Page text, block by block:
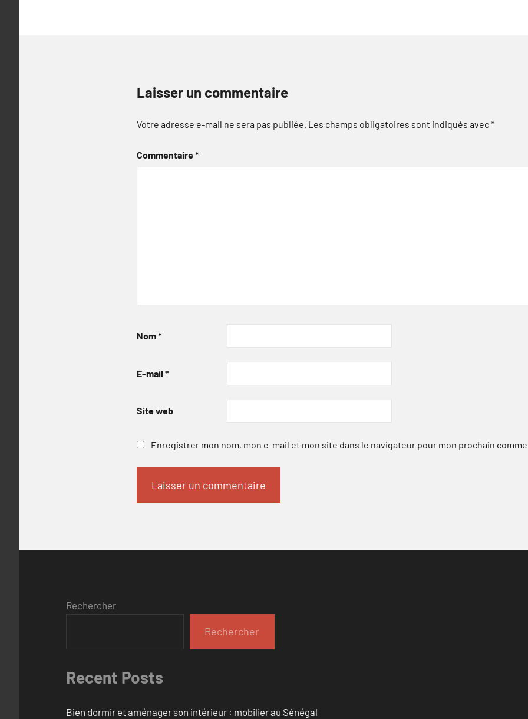
Laisser un commentaire
Votre adresse e-mail ne sera pas publiée. Les champs obligatoires sont indiqués avec*
Commentaire*
Nom*
E-mail *
Site web
Enregistrer mon nom, mon e-mail et mon site dans le navigateur pour mon prochain
Rechercher
Rechercher
Recent Posts
Bien dormir et aménager son intérieur : mobilier au Sénégal